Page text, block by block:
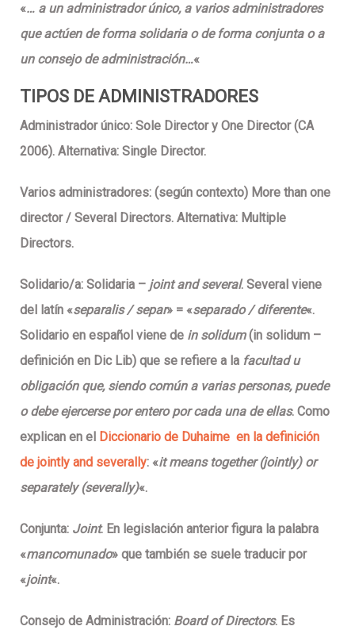
«… a un administrador único, a varios administradores
que actúen de forma solidaria o de forma conjunta o a
un consejo de administración…«
TIPOS DE ADMINISTRADORES
Administrador único: Sole Directory One Director(CA
2006). Alternativa: Single Director.
Varios administradores: (según contexto) More than one
director / Several Directors. Alternativa: Multiple
Directors.
Solidario/a: Solidaria – joint and several. Several viene
del latín «separalis / separ» = «separado / diferente«.
Solidario en español viene de in solidum(in solidum –
definición en Dic Lib) que se refiere a la facultad u
obligación que, siendo común a varias personas, puede
o debe ejercerse por entero por cada una de ellas. Como
explican en el Diccionario de Duhaime en la definición
de jointly and severally: «it means together (jointly) or
separately (severally)«.
Conjunta: Joint. En legislación anterior figura la palabra
«mancomunado» que también se suele traducir por
«joint«.
Consejo de Administración: Board of Directors. Es